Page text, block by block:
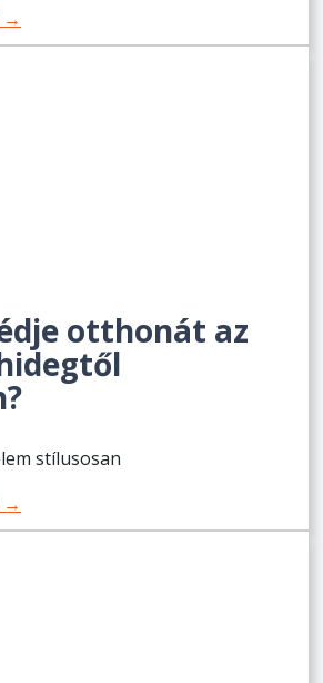
→
otthonát az
stílusosan
→